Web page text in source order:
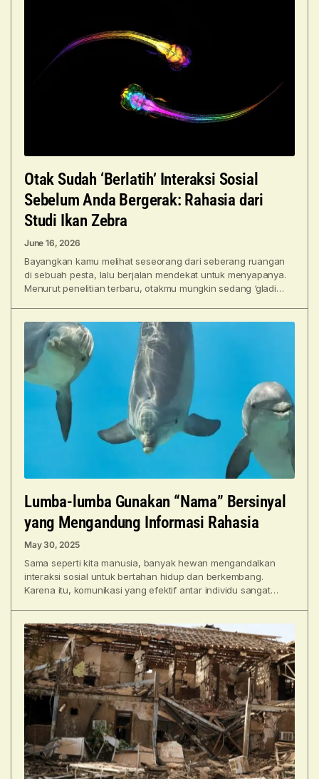
Otak Sudah ‘Berlatih’ Interaksi Sosial
Sebelum Anda Bergerak: Rahasia dari
Studi Ikan Zebra
June 16, 2026
Bayangkan kamu melihat seseorang dari seberang ruangan
di sebuah pesta, lalu berjalan mendekat untuk menyapanya.
Menurut penelitian terbaru, otakmu mungkin sedang ‘gladi
Lumba-lumba Gunakan “Nama” Bersinyal
yang Mengandung Informasi Rahasia
May 30, 2025
Sama seperti kita manusia, banyak hewan mengandalkan
interaksi sosial untuk bertahan hidup dan berkembang.
Karena itu, komunikasi yang efektif antar individu sangat